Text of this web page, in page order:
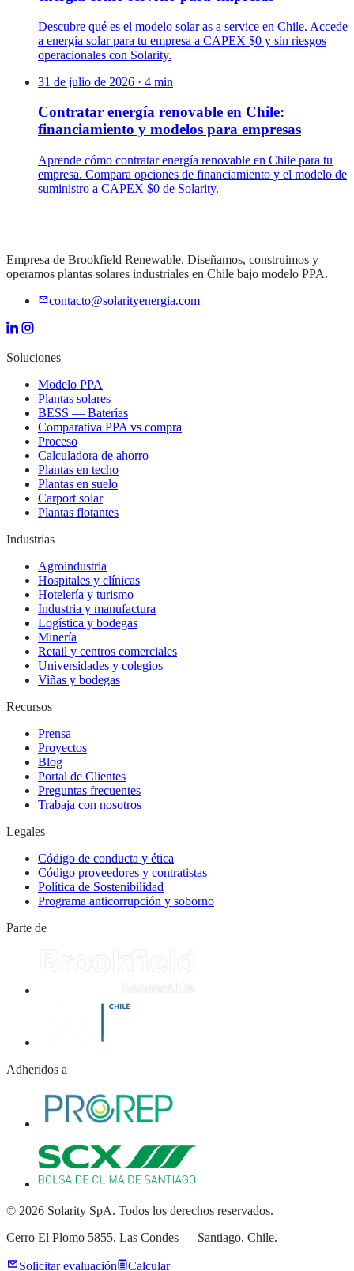
Descubre qué es el modelo solar as a service en Chile. Accede
a energía solar para tu empresa a CAPEX $0 y sin riesgos
operacionales con Solarity.
31 de julio de 2026 · 4 min
Contratar energía renovable en Chile:
financiamiento y modelos para empresas
Aprende cómo contratar energía renovable en Chile para tu
empresa. Compara opciones de financiamiento y el modelo de
suministro a CAPEX $0 de Solarity.
Empresa de Brookfield Renewable. Diseñamos, construimos y
operamos plantas solares industriales en Chile bajo modelo PPA.
contacto@solarityenergia.com
Soluciones
Modelo PPA
Plantas solares
BESS — Baterías
Comparativa PPA vs compra
Proceso
Calculadora de ahorro
Plantas en techo
Plantas en suelo
Carport solar
Plantas flotantes
Industrias
Agroindustria
Hospitales y clínicas
Hotelería y turismo
Industria y manufactura
Logística y bodegas
Minería
Retail y centros comerciales
Universidades y colegios
Viñas y bodegas
Recursos
Prensa
Proyectos
Blog
Portal de Clientes
Preguntas frecuentes
Trabaja con nosotros
Legales
Código de conducta y ética
Código proveedores y contratistas
Política de Sostenibilidad
Programa anticorrupción y soborno
Parte de
Adheridos a
© 2026 Solarity SpA. Todos los derechos reservados.
Cerro El Plomo 5855, Las Condes — Santiago, Chile.
Solicitar evaluación Calcular